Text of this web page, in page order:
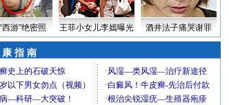
西游”绝密照 王菲小女儿李嫣曝光 酒井法子痛哭谢罪
康 指 南